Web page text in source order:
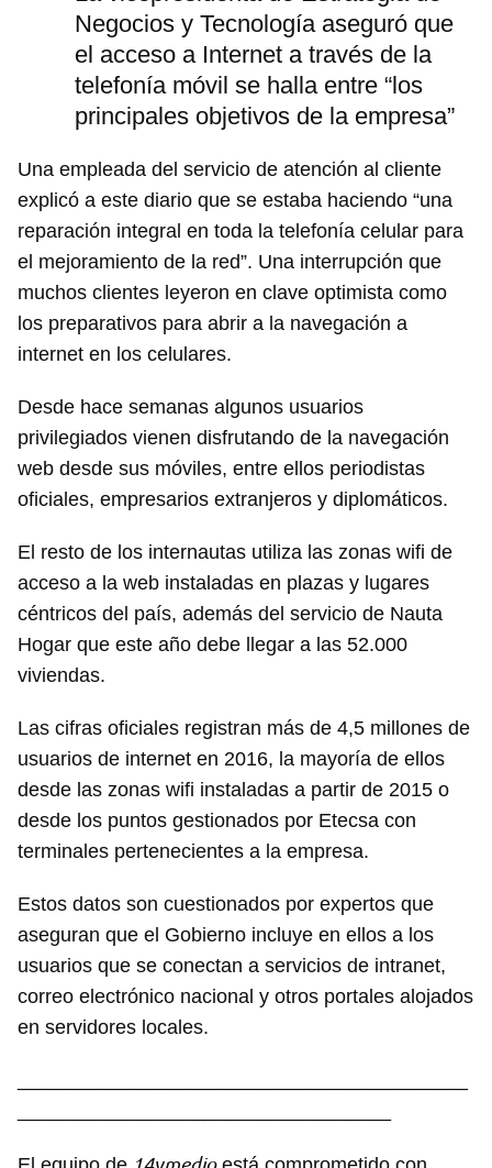
Negocios y Tecnología aseguró que
el acceso a Internet a través de la
telefonía móvil se halla entre “los
principales objetivos de la empresa”
Una empleada del servicio de atención al cliente
explicó a este diario que se estaba haciendo “una
reparación integral en toda la telefonía celular para
el mejoramiento de la red”. Una interrupción que
muchos clientes leyeron en clave optimista como
los preparativos para abrir a la navegación a
internet en los celulares.
Desde hace semanas algunos usuarios
privilegiados vienen disfrutando de la navegación
web desde sus móviles, entre ellos periodistas
oficiales, empresarios extranjeros y diplomáticos.
El resto de los internautas utiliza las zonas wifi de
acceso a la web instaladas en plazas y lugares
céntricos del país, además del servicio de Nauta
Hogar que este año debe llegar a las 52.000
viviendas.
Las cifras oficiales registran más de 4,5 millones de
usuarios de internet en 2016, la mayoría de ellos
desde las zonas wifi instaladas a partir de 2015 o
desde los puntos gestionados por Etecsa con
terminales pertenecientes a la empresa.
Estos datos son cuestionados por expertos que
aseguran que el Gobierno incluye en ellos a los
usuarios que se conectan a servicios de intranet,
correo electrónico nacional y otros portales alojados
en servidores locales.